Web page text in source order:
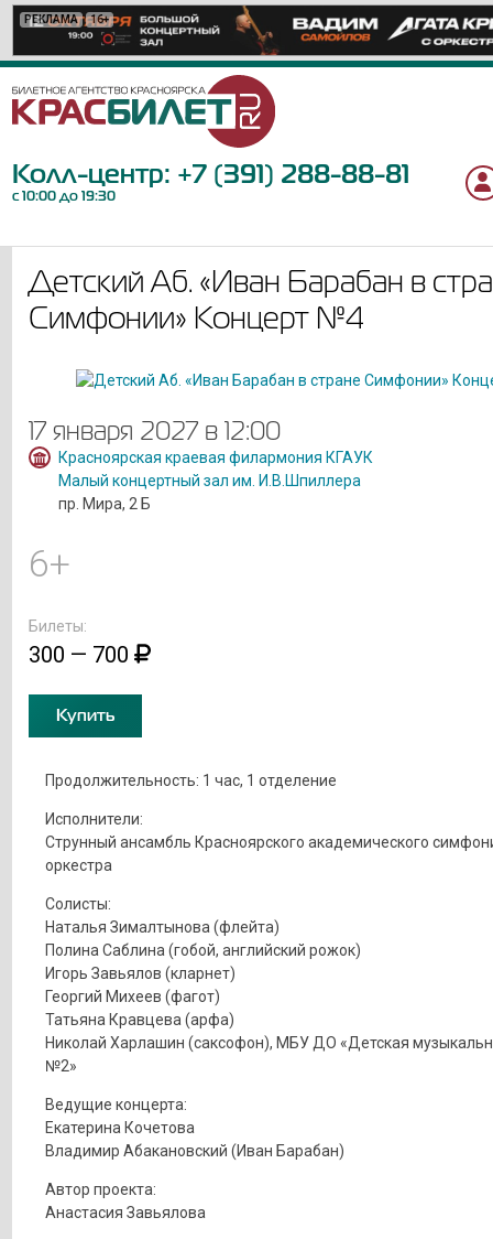
РЕКЛАМА 16+
РЕКЛАМА 12+
РЕКЛАМА 12+
РЕКЛАМА 12+
РЕКЛАМА 12+
РЕКЛАМА 12+
РЕКЛАМА 18+
РЕКЛАМА 12+
РЕКЛАМА 6+
РЕКЛАМА 0+
РЕКЛАМА 12+
РЕКЛАМА 6+
РЕКЛАМА 6+
РЕКЛАМА 16+
РЕКЛАМА 6+
РЕКЛАМА 6+
РЕКЛАМА 6+
РЕКЛАМА 12+
РЕКЛАМА 12+
Колл-центр: +7 (391) 288-88-81
с 10:00 до 19:30
Детский Аб. «Иван Барабан в
Симфонии» Концерт №4
17 января 2027 в 12:00
Красноярская краевая филармония КГАУК
Малый концертный зал им. И.В.Шпиллера
пр. Мира, 2 Б
6+
Билеты:
300 — 700
Купить
Продолжительность: 1 час, 1 отделение
Исполнители:
Струнный ансамбль Красноярского академического
оркестра
Солисты:
Наталья Зималтынова (флейта)
Полина Саблина (гобой, английский рожок)
Игорь Завьялов (кларнет)
Георгий Михеев (фагот)
Татьяна Кравцева (арфа)
Николай Харлашин (саксофон), МБУ ДО «Детская
№2»
Ведущие концерта:
Екатерина Кочетова
Владимир Абакановский (Иван Барабан)
Автор проекта:
Анастасия Завьялова